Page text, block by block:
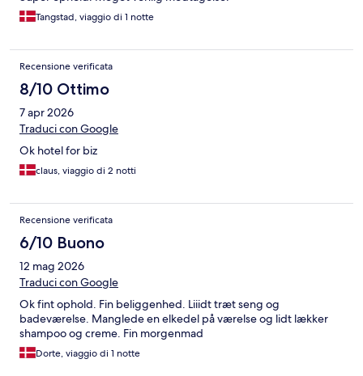
Tangstad, viaggio di 1 notte
Recensione verificata
8/10 Ottimo
7 apr 2026
Traduci con Google
Ok hotel for biz
claus, viaggio di 2 notti
Recensione verificata
6/10 Buono
12 mag 2026
Traduci con Google
Ok fint ophold. Fin beliggenhed. Liiidt træt seng og
badeværelse. Manglede en elkedel på værelse og lidt lækker
shampoo og creme. Fin morgenmad
Dorte, viaggio di 1 notte